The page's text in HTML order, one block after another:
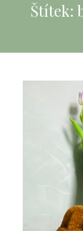
Štítek: